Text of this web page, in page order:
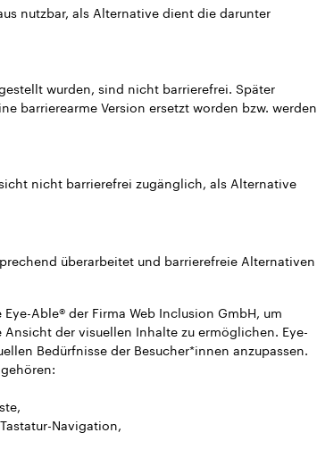
nutzbar, als Alternative dient die darunter
wurden, sind nicht barrierefrei. Später
barrierearme Version ersetzt worden bzw. werden
nicht barrierefrei zugänglich, als Alternative
überarbeitet und barrierefreie Alternativen
Able® der Firma Web Inclusion GmbH, um
der visuellen Inhalte zu ermöglichen. Eye-
Bedürfnisse der Besucher*innen anzupassen.
Navigation,